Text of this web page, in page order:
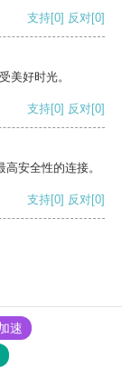
支持[0] 反对[0]
美好时光。
支持[0] 反对[0]
安全性的连接。
支持[0] 反对[0]
速